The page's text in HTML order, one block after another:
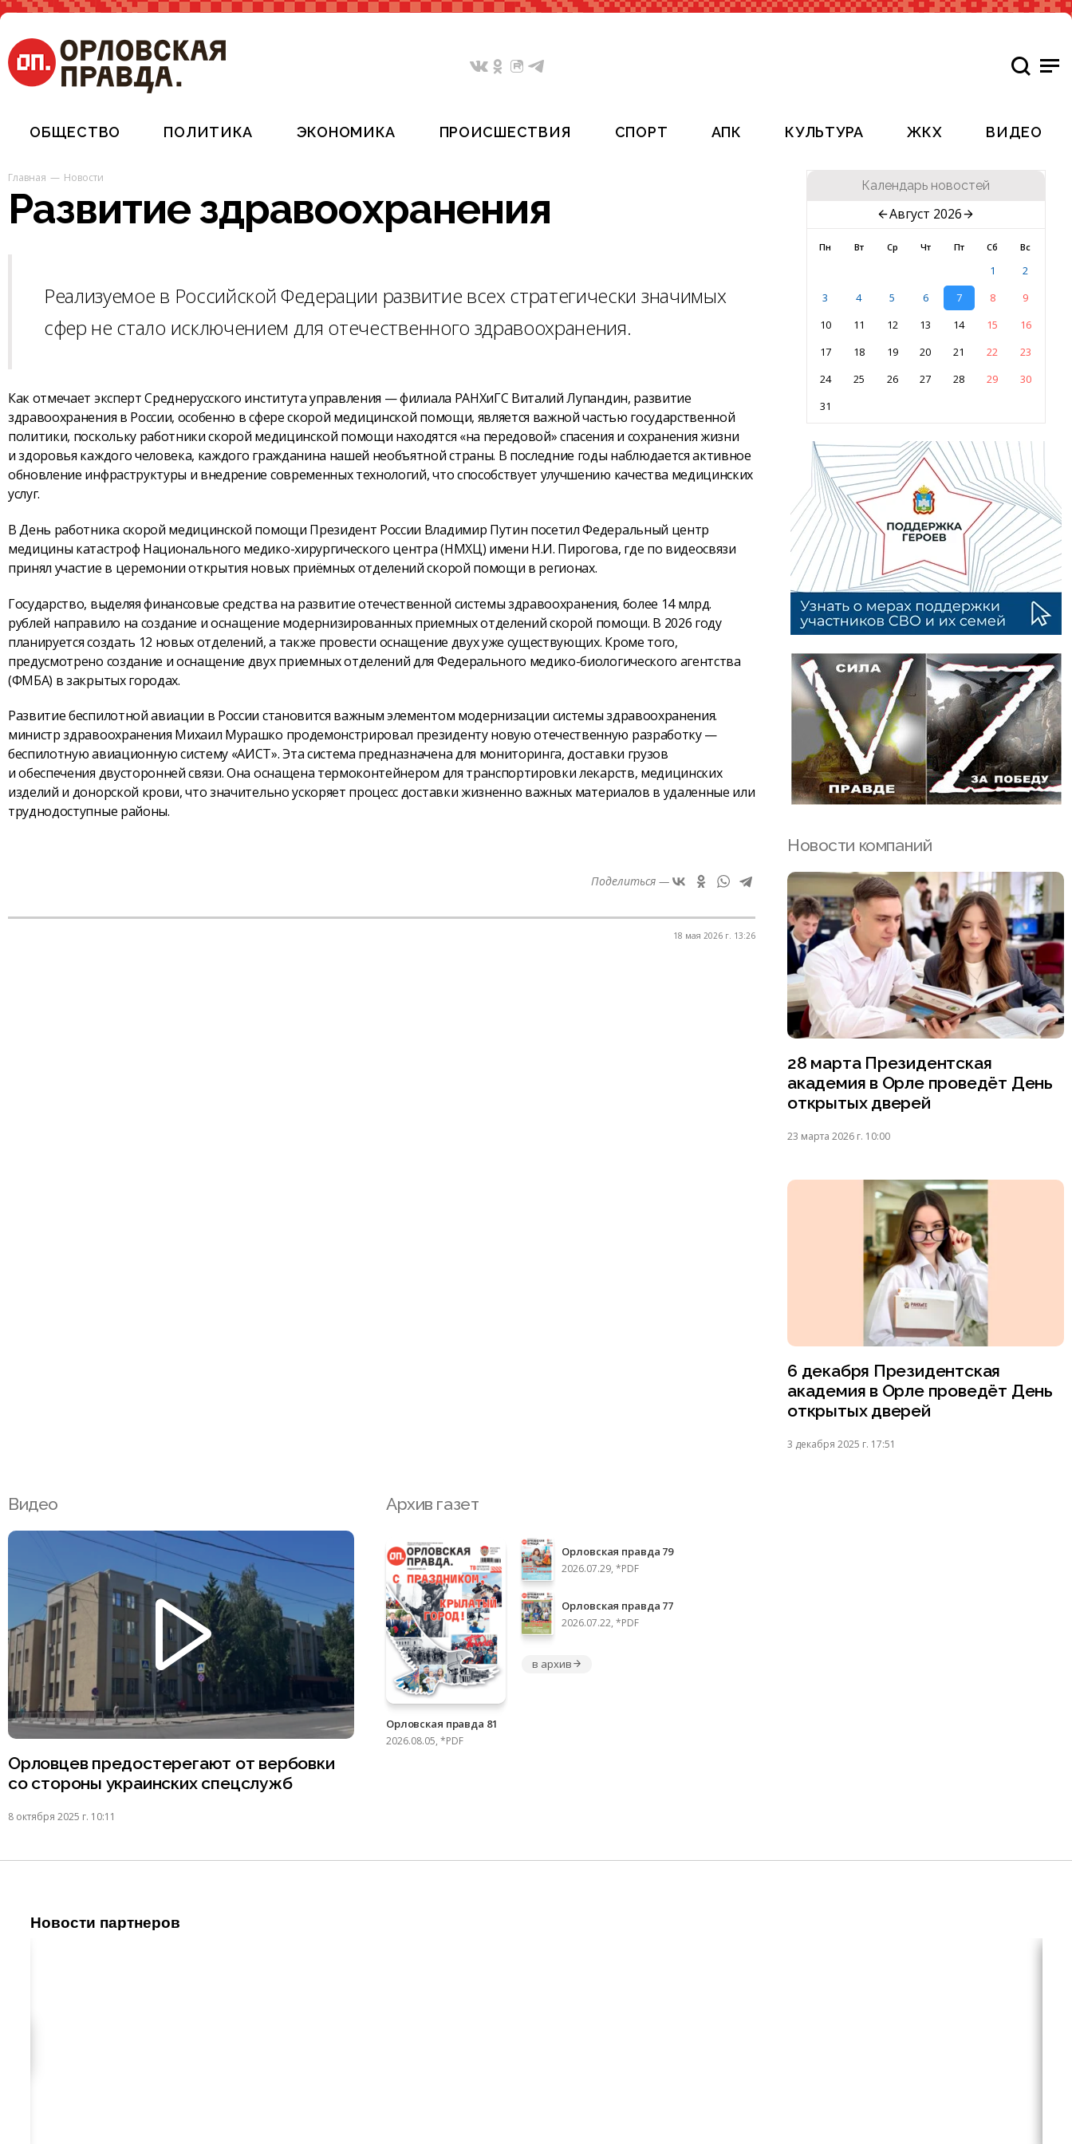
ОБЩЕСТВО ПОЛИТИКА ЭКОНОМИКА ПРОИСШЕСТВИЯ СПОРТ АПК КУЛЬТУРА ЖКХ ВИДЕО
Главная Новости
Развитие здравоохранения
Реализуемое в Российской Федерации развитие всех стратегически значимых
сфер не стало исключением для отечественного здравоохранения.
Как отмечает эксперт Среднерусского института управления — филиала РАНХиГС Виталий Лупандин, развитие
здравоохранения в России, особенно в сфере скорой медицинской помощи, является важной частью государственной
политики, поскольку работники скорой медицинской помощи находятся «на передовой» спасения и сохранения жизни
и здоровья каждого человека, каждого гражданина нашей необъятной страны. В последние годы наблюдается активное
обновление инфраструктуры и внедрение современных технологий, что способствует улучшению качества медицинских
услуг.
В День работника скорой медицинской помощи Президент России Владимир Путин посетил Федеральный центр
медицины катастроф Национального медико-хирургического центра (НМХЦ) имени Н.И. Пирогова, где по видеосвязи
принял участие в церемонии открытия новых приёмных отделений скорой помощи в регионах.
Государство, выделяя финансовые средства на развитие отечественной системы здравоохранения, более 14 млрд.
рублей направило на создание и оснащение модернизированных приемных отделений скорой помощи. В 2026 году
планируется создать 12 новых отделений, а также провести оснащение двух уже существующих. Кроме того,
предусмотрено создание и оснащение двух приемных отделений для Федерального медико-биологического агентства
(ФМБА) в закрытых городах.
Развитие беспилотной авиации в России становится важным элементом модернизации системы здравоохранения.
министр здравоохранения Михаил Мурашко продемонстрировал президенту новую отечественную разработку —
беспилотную авиационную систему «АИСТ». Эта система предназначена для мониторинга, доставки грузов
и обеспечения двусторонней связи. Она оснащена термоконтейнером для транспортировки лекарств, медицинских
изделий и донорской крови, что значительно ускоряет процесс доставки жизненно важных материалов в удаленные или
труднодоступные районы.
Поделиться —
18 мая 2026 г. 13:26
Календарь новостей
Август 2026
Пн Вт Ср Чт Пт Сб Вс
1
2
3
4 5 6 7 8
9
10
11 12 13 14 15
16
17
18 19 20 21 22
23
24
25 26 27 28 29
30
31
Новости компаний
28 марта Президентская
академия в Орле проведёт День
открытых дверей
23 марта 2026 г. 10:00
6 декабря Президентская
академия в Орле проведёт День
открытых дверей
3 декабря 2025 г. 17:51
Видео
Орловцев предостерегают от вербовки
со стороны украинских спецслужб
8 октября 2025 г. 10:11
Архив газет
Орловская правда 81
2026.08.05, *PDF
Орловская правда 79
2026.07.29, *PDF
Орловская правда 77
2026.07.22, *PDF
в архив
Новости партнеров